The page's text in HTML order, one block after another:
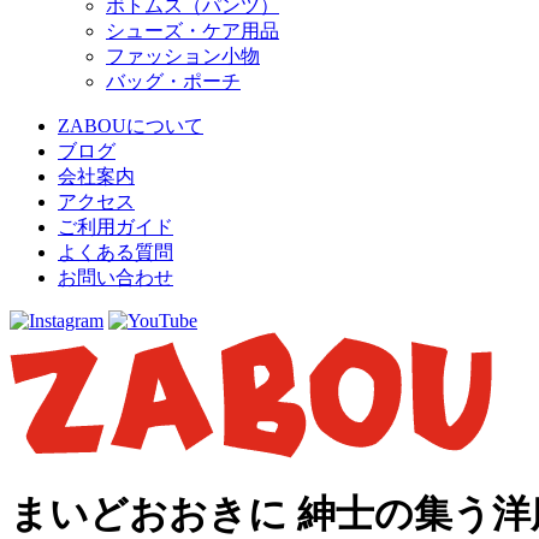
ボトムス（パンツ）
シューズ・ケア用品
ファッション小物
バッグ・ポーチ
ZABOUについて
ブログ
会社案内
アクセス
ご利用ガイド
よくある質問
お問い合わせ
まいどおおきに 紳士の集う